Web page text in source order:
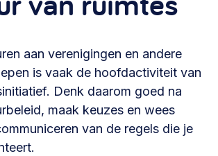
initiatief
administratie, begroting en omzet >
beheer
evenementen, verhuur en communicatie >
aan verenigingen en andere
is vaak de hoofdactiviteit van
Denk daarom goed na
maak keuzes en wees
van de regels die je